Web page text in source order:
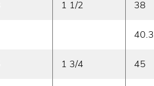
1 1/2 38
40.3
1 3/4 45